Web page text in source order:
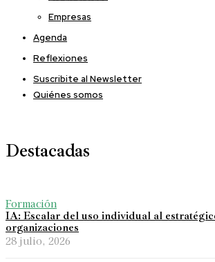
Empresas
Agenda
Reflexiones
Suscribite al Newsletter
Quiénes somos
Destacadas
Formación
IA: Escalar del uso individual al
organizaciones
28 julio, 2026